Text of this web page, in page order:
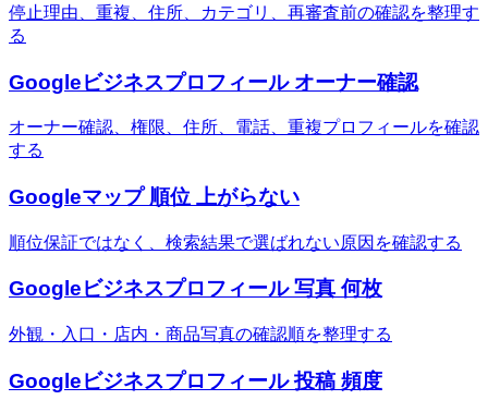
停止理由、重複、住所、カテゴリ、再審査前の確認を整理す
る
Googleビジネスプロフィール オーナー確認
オーナー確認、権限、住所、電話、重複プロフィールを確認
する
Googleマップ 順位 上がらない
順位保証ではなく、検索結果で選ばれない原因を確認する
Googleビジネスプロフィール 写真 何枚
外観・入口・店内・商品写真の確認順を整理する
Googleビジネスプロフィール 投稿 頻度